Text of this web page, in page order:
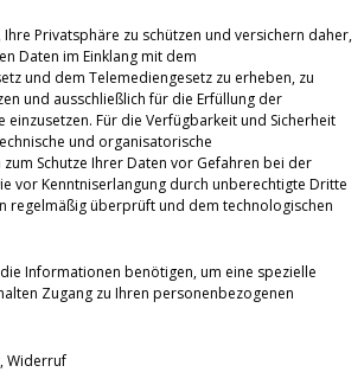
Ihre Privatsphäre zu schützen und versichern daher,
Daten im Einklang mit dem
und dem Telemediengesetz zu erheben, zu
und ausschließlich für die Erfüllung der
einzusetzen. Für die Verfügbarkeit und Sicherheit
und organisatorische
Schutze Ihrer Daten vor Gefahren bei der
vor Kenntniserlangung durch unberechtigte Dritte
regelmäßig überprüft und dem technologischen
Informationen benötigen, um eine spezielle
Zugang zu Ihren personenbezogenen
Widerruf